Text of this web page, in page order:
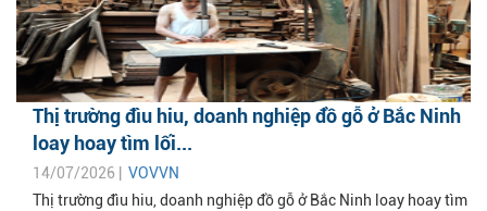
Thị trường đìu hiu, doanh nghiệp đồ gỗ ở Bắc Ninh
loay hoay tìm lối...
14/07/2026 | VOVVN
Thị trường đìu hiu, doanh nghiệp đồ gỗ ở Bắc Ninh loay hoay tìm